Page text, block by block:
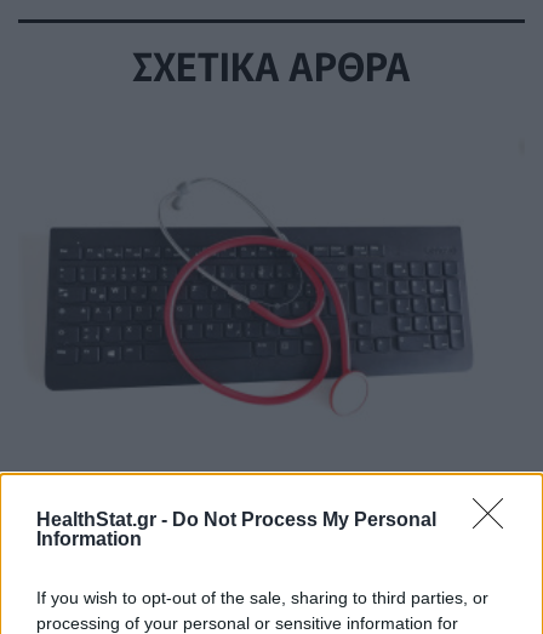
HealthStat.gr - Do Not Process My Personal
Information
If you wish to opt-out of the sale, sharing to third parties, or
processing of your personal or sensitive information for
ΣΧΕΤΙΚΑ ΑΡΘΡΑ
ΠΟΕΡΓΙ: Εξώδικα σε ΗΔΙΚΑ και ΕΟΠΥΥ για
ελέγχους στην ηλεκτρονική συνταγογράφηση
ΕΠΙΚΑΙΡΌΤΗΤΑ